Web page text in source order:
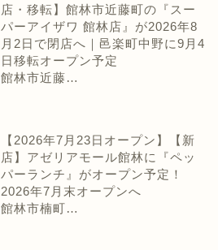
店・移転】館林市近藤町の『スー
パーアイザワ 館林店』が2026年8
月2日で閉店へ｜邑楽町中野に9月4
日移転オープン予定
館林市近藤…
【2026年7月23日オープン】【新
店】アゼリアモール館林に『ペッ
パーランチ』がオープン予定！
2026年7月末オープンへ
館林市楠町…